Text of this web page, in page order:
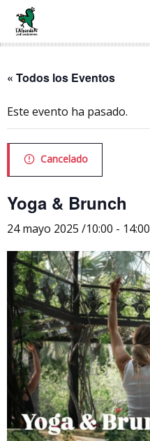
« Todos los Eventos
Este evento ha pasado.
Cancelado
Yoga & Brunch
24 mayo 2025 /10:00 - 14:00